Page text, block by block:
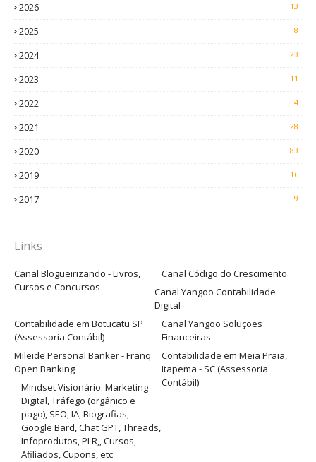
2026 13
2025 8
2024 23
2023 11
2022 4
2021 28
2020 83
2019 16
2017 9
Links
Canal Blogueirizando - Livros,
Cursos e Concursos
Canal Código do Crescimento
Canal Yangoo Contabilidade
Digital
Canal Yangoo Soluções
Financeiras
Contabilidade em Botucatu SP
(Assessoria Contábil)
Contabilidade em Meia Praia,
Itapema - SC (Assessoria
Contábil)
Mileide Personal Banker - Franq
Open Banking
Mindset Visionário: Marketing
Digital, Tráfego (orgânico e
pago), SEO, IA, Biografias,
Google Bard, Chat GPT, Threads,
Infoprodutos, PLR,, Cursos,
Afiliados, Cupons, etc